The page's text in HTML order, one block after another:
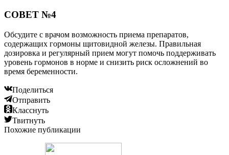
СОВЕТ №4
Обсудите с врачом возможность приема препаратов,
содержащих гормоны щитовидной железы. Правильная
дозировка и регулярный прием могут помочь поддерживать
уровень гормонов в норме и снизить риск осложнений во
время беременности.
Поделиться
Отправить
Класснуть
Твитнуть
Похожие публикации